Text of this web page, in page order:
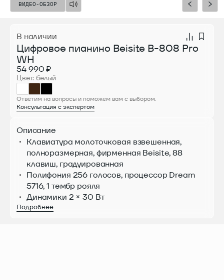
ВИДЕО-ОБЗОР
В наличии
Цифровое пианино Beisite B-808 Pro
WH
54 990 ₽
Цвет: белый
Ответим на вопросы и поможем вам с выбором.
Консультация с экспертом
Описание
Клавиатура молоточковая взвешенная,
полноразмерная, фирменная Beisite, 88
клавиш, градуированная
Полифония 256 голосов, процессор Dream
5716, 1 тембр рояля
Динамики 2 × 30 Вт
Bluetooth, USB-MIDI, линейный вход и
Подробнее